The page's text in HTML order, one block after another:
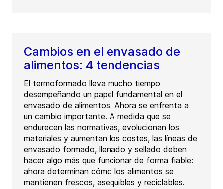
Cambios en el envasado de
alimentos: 4 tendencias
El termoformado lleva mucho tiempo
desempeñando un papel fundamental en el
envasado de alimentos. Ahora se enfrenta a
un cambio importante. A medida que se
endurecen las normativas, evolucionan los
materiales y aumentan los costes, las líneas de
envasado formado, llenado y sellado deben
hacer algo más que funcionar de forma fiable:
ahora determinan cómo los alimentos se
mantienen frescos, asequibles y reciclables.